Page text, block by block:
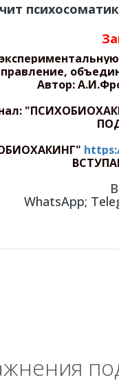
Автор:
WhatsApp;